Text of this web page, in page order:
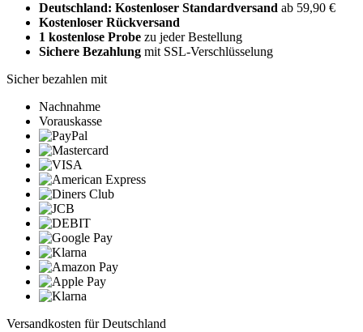
Deutschland: Kostenloser Standardversand ab 59,90 €
Kostenloser Rückversand
1 kostenlose Probe zu jeder Bestellung
Sichere Bezahlung mit SSL-Verschlüsselung
Sicher bezahlen mit
Nachnahme
Vorauskasse
Versandkosten für Deutschland